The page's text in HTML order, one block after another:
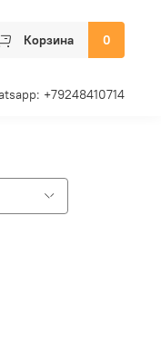
Корзина 0
+79248410714